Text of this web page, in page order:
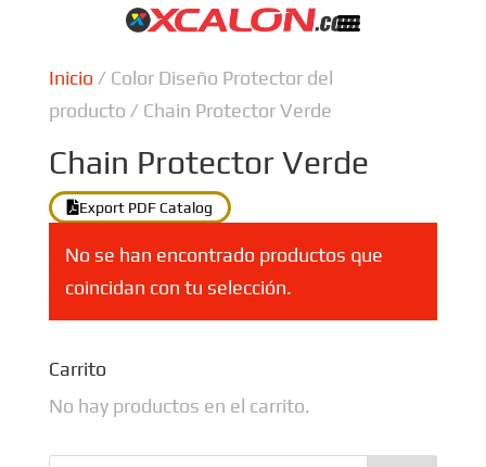
Inicio/ Color Diseño Protector del
producto / Chain Protector Verde
Chain Protector Verde
Export PDF Catalog
No se han encontrado productos que
coincidan con tu selección.
Carrito
No hay productos en el carrito.